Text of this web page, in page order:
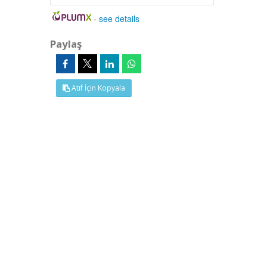
-see details
Paylaş
Atıf İçin Kopyala